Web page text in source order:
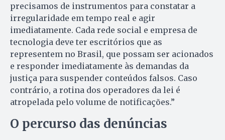
precisamos de instrumentos para constatar a
irregularidade em tempo real e agir
imediatamente. Cada rede social e empresa de
tecnologia deve ter escritórios que as
representem no Brasil, que possam ser acionados
e responder imediatamente às demandas da
justiça para suspender conteúdos falsos. Caso
contrário, a rotina dos operadores da lei é
atropelada pelo volume de notificações.”
O percurso das denúncias